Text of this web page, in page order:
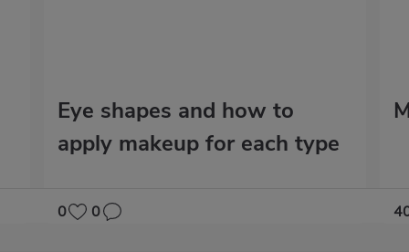
Eye shapes and how to
apply makeup for each type
0 0